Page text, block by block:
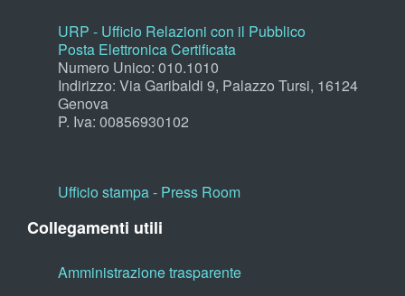
URP - Ufficio Relazioni con il Pubblico
Posta Elettronica Certificata
Numero Unico: 010.1010
Indirizzo: Via Garibaldi 9, Palazzo Tursi, 16124
Genova
P. Iva: 00856930102
Ufficio stampa - Press Room
Collegamenti utili
Amministrazione trasparente